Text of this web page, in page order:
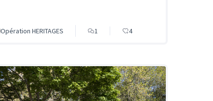
Opération HERITAGES 1 4